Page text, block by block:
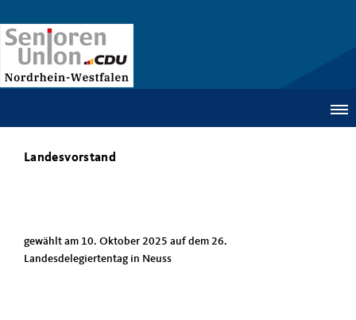
Landesvorstand
gewählt am 10. Oktober 2025 auf dem 26.
Landesdelegiertentag in Neuss